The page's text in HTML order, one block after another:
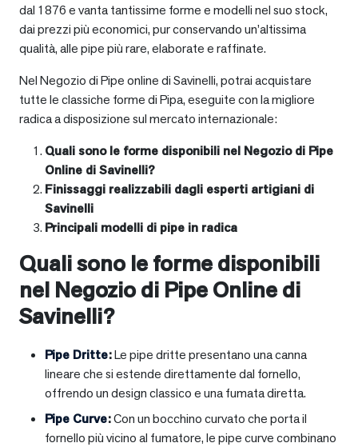
dal 1876 e vanta tantissime forme e modelli nel suo stock,
dai prezzi più economici, pur conservando un’altissima
qualità, alle pipe più rare, elaborate e raffinate.
Nel Negozio di Pipe online di Savinelli, potrai acquistare
tutte le classiche forme di Pipa, eseguite con la migliore
radica a disposizione sul mercato internazionale:
Quali sono le forme disponibili nel Negozio di Pipe
Online di Savinelli?
Finissaggi realizzabili dagli esperti artigiani di
Savinelli
Principali modelli di pipe in radica
Quali sono le forme disponibili
nel Negozio di Pipe Online di
Savinelli?
Pipe Dritte:Le pipe dritte presentano una canna
lineare che si estende direttamente dal fornello,
offrendo un design classico e una fumata diretta.
Pipe Curve:Con un bocchino curvato che porta il
fornello più vicino al fumatore, le pipe curve combinano